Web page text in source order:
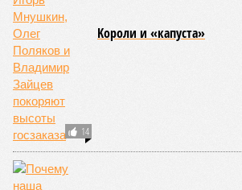
14
Kороли и «капуста»